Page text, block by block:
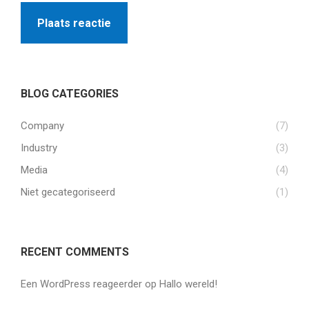
Plaats reactie
BLOG CATEGORIES
Company
(7)
Industry
(3)
Media
(4)
Niet gecategoriseerd
(1)
RECENT COMMENTS
Een WordPress reageerder op Hallo wereld!